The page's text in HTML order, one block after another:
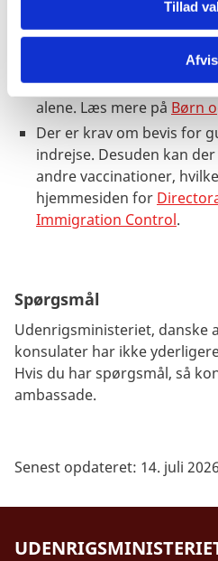
Tillad
Afvis
Rejser du alene med dit
ikke er din egne,
fra indehaverne af
samme gælder, hvis du er
alene. Læs mere på Børn
Der er krav om bevis for
indrejse. Desuden kan
andre vaccinationer,
hjemmesiden for
Immigration Control.
Spørgsmål
Udenrigsministeriet, danske
konsulater har ikke
Hvis du har spørgsmål, så
ambassade.
Senest opdateret: 14. juli 2026